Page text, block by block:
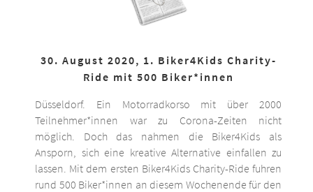
30. August 2020, 1. Biker4Kids Charity-
Ride mit 500 Biker*innen
Düsseldorf. Ein Motorradkorso mit über 2000
Teilnehmer*innen war zu Corona-Zeiten nicht
möglich. Doch das nahmen die Biker4Kids als
Ansporn, sich eine kreative Alternative einfallen zu
lassen. Mit dem ersten Biker4Kids Charity-Ride fuhren
rund 500 Biker*innen an diesem Wochenende für den